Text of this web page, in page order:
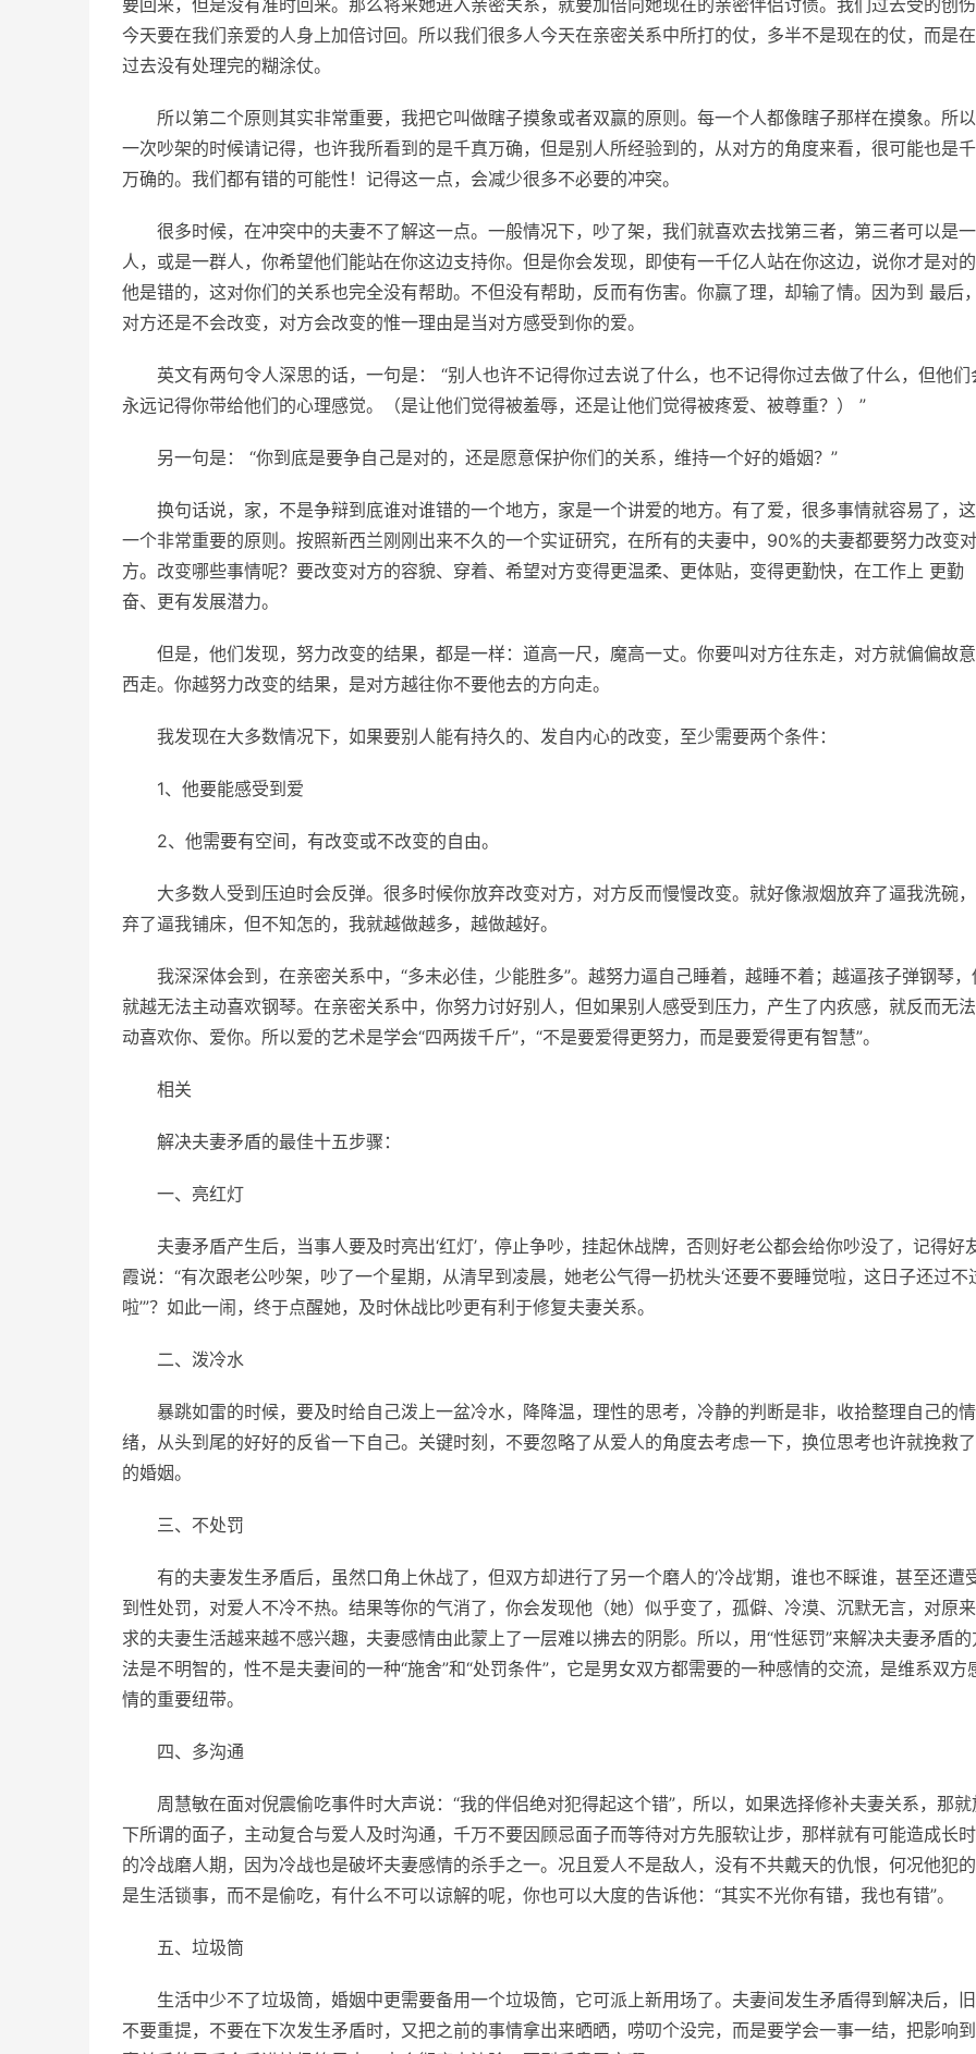
要回来，但是没有准时回来。那么将来她进入亲密关系，就要加倍向她现在的亲密伴侣讨债。我们过去受的创伤
今天要在我们亲爱的人身上加倍讨回。所以我们很多人今天在亲密关系中所打的仗，多半不是现在的仗，而是
过去没有处理完的糊涂仗。
所以第二个原则其实非常重要，我把它叫做瞎子摸象或者双赢的原则。每一个人都像瞎子那样在摸象。所
一次吵架的时候请记得，也许我所看到的是千真万确，但是别人所经验到的，从对方的角度来看，很可能也是
万确的。我们都有错的可能性！记得这一点，会减少很多不必要的冲突。
很多时候，在冲突中的夫妻不了解这一点。一般情况下，吵了架，我们就喜欢去找第三者，第三者可以是
人，或是一群人，你希望他们能站在你这边支持你。但是你会发现，即使有一千亿人站在你这边，说你才是对的
他是错的，这对你们的关系也完全没有帮助。不但没有帮助，反而有伤害。你赢了理，却输了情。因为到 最后，
对方还是不会改变，对方会改变的惟一理由是当对方感受到你的爱。
英文有两句令人深思的话，一句是： “别人也许不记得你过去说了什么，也不记得你过去做了什么，但他们
永远记得你带给他们的心理感觉。（是让他们觉得被羞辱，还是让他们觉得被疼爱、被尊重？） ”
另一句是： “你到底是要争自己是对的，还是愿意保护你们的关系，维持一个好的婚姻？”
换句话说，家，不是争辩到底谁对谁错的一个地方，家是一个讲爱的地方。有了爱，很多事情就容易了，
一个非常重要的原则。按照新西兰刚刚出来不久的一个实证研究，在所有的夫妻中，90%的夫妻都要努力改变对
方。改变哪些事情呢？要改变对方的容貌、穿着、希望对方变得更温柔、更体贴，变得更勤快，在工作上 更勤
奋、更有发展潜力。
但是，他们发现，努力改变的结果，都是一样：道高一尺，魔高一丈。你要叫对方往东走，对方就偏偏故
西走。你越努力改变的结果，是对方越往你不要他去的方向走。
我发现在大多数情况下，如果要别人能有持久的、发自内心的改变，至少需要两个条件：
1、他要能感受到爱
2、他需要有空间，有改变或不改变的自由。
大多数人受到压迫时会反弹。很多时候你放弃改变对方，对方反而慢慢改变。就好像淑烟放弃了逼我洗碗
弃了逼我铺床，但不知怎的，我就越做越多，越做越好。
我深深体会到，在亲密关系中，“多未必佳，少能胜多”。越努力逼自己睡着，越睡不着；越逼孩子弹钢琴，
就越无法主动喜欢钢琴。在亲密关系中，你努力讨好别人，但如果别人感受到压力，产生了内疚感，就反而无
动喜欢你、爱你。所以爱的艺术是学会“四两拨千斤”，“不是要爱得更努力，而是要爱得更有智慧”。
相关
解决夫妻矛盾的最佳十五步骤：
一、亮红灯
夫妻矛盾产生后，当事人要及时亮出‘红灯’，停止争吵，挂起休战牌，否则好老公都会给你吵没了，记得好
霞说：“有次跟老公吵架，吵了一个星期，从清早到凌晨，她老公气得一扔枕头‘还要不要睡觉啦，这日子还过不
啦’”？如此一闹，终于点醒她，及时休战比吵更有利于修复夫妻关系。
二、泼冷水
暴跳如雷的时候，要及时给自己泼上一盆冷水，降降温，理性的思考，冷静的判断是非，收拾整理自己的情
绪，从头到尾的好好的反省一下自己。关键时刻，不要忽略了从爱人的角度去考虑一下，换位思考也许就挽救
的婚姻。
三、不处罚
有的夫妻发生矛盾后，虽然口角上休战了，但双方却进行了另一个磨人的‘冷战’期，谁也不睬谁，甚至还遭
到性处罚，对爱人不冷不热。结果等你的气消了，你会发现他（她）似乎变了，孤僻、冷漠、沉默无言，对原
求的夫妻生活越来越不感兴趣，夫妻感情由此蒙上了一层难以拂去的阴影。所以，用“性惩罚”来解决夫妻矛盾的
法是不明智的，性不是夫妻间的一种“施舍”和“处罚条件”，它是男女双方都需要的一种感情的交流，是维系双方
情的重要纽带。
四、多沟通
周慧敏在面对倪震偷吃事件时大声说：“我的伴侣绝对犯得起这个错”，所以，如果选择修补夫妻关系，那就
下所谓的面子，主动复合与爱人及时沟通，千万不要因顾忌面子而等待对方先服软让步，那样就有可能造成长
的冷战磨人期，因为冷战也是破坏夫妻感情的杀手之一。况且爱人不是敌人，没有不共戴天的仇恨，何况他犯
是生活锁事，而不是偷吃，有什么不可以谅解的呢，你也可以大度的告诉他：“其实不光你有错，我也有错”。
五、垃圾筒
生活中少不了垃圾筒，婚姻中更需要备用一个垃圾筒，它可派上新用场了。夫妻间发生矛盾得到解决后，
不要重提，不要在下次发生矛盾时，又把之前的事情拿出来晒晒，唠叨个没完，而是要学会一事一结，把影响